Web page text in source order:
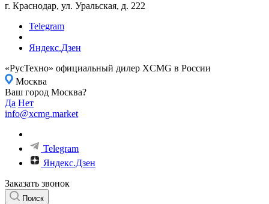
г. Краснодар, ул. Уральская, д. 222
Telegram
Яндекс.Дзен
«РусТехно» официальный дилер XCMG в России
Москва
Ваш город Москва?
Да Нет
info@xcmg.market
Telegram
Яндекс.Дзен
Заказать звонок
Поиск